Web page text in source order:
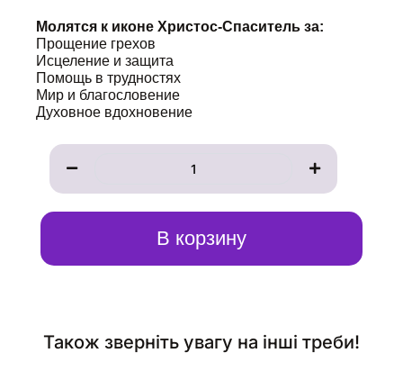
Молятся к иконе Христос-Спаситель за:
Прощение грехов
Исцеление и защита
Помощь в трудностях
Мир и благословение
Духовное вдохновение
Количество
к
иконе
Пантократор
В корзину
Також зверніть увагу на інші треби!